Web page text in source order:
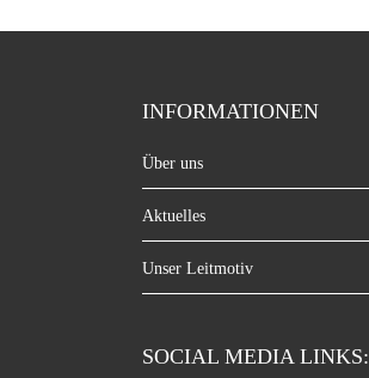
INFORMATIONEN
Über uns
Aktuelles
Unser Leitmotiv
SOCIAL MEDIA LINKS: